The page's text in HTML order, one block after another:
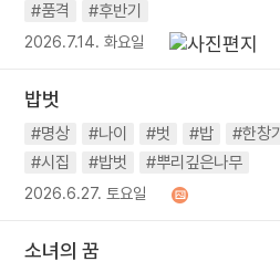
#품격
#후반기
2026.7.14. 화요일
밥벗
#명상 #나이 #벗 #밥 #한창기
#시집
#밥벗 #뿌리깊은나무
2026.6.27. 토요일
소녀의 꿈